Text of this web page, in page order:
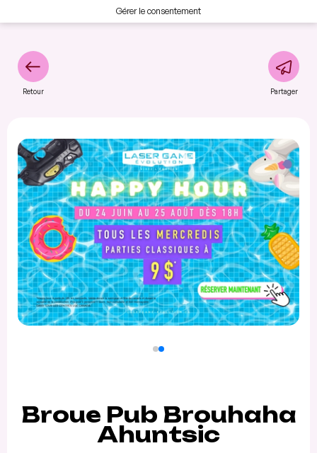
Gérer le consentement
Retour Partager
Broue Pub Brouhaha
Ahuntsic